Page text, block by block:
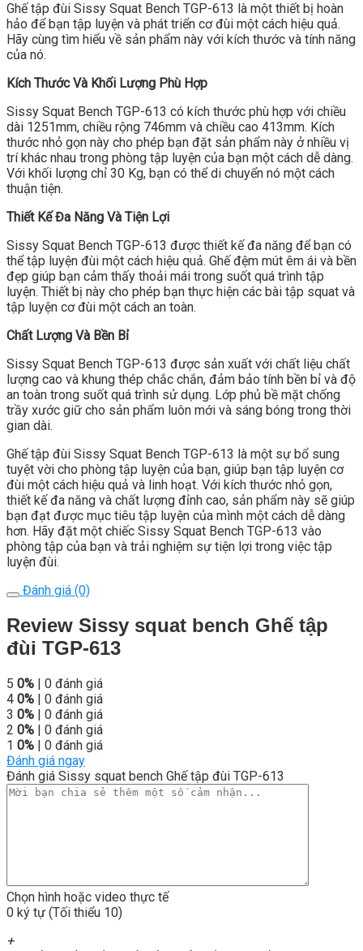
Ghế tập đùi Sissy Squat Bench TGP-613 là một thiết bị hoàn
hảo để bạn tập luyện và phát triển cơ đùi một cách hiệu quả.
Hãy cùng tìm hiểu về sản phẩm này với kích thước và tính năng
của nó.
Kích Thước Và Khối Lượng Phù Hợp
Sissy Squat Bench TGP-613 có kích thước phù hợp với chiều
dài 1251mm, chiều rộng 746mm và chiều cao 413mm. Kích
thước nhỏ gọn này cho phép bạn đặt sản phẩm này ở nhiều vị
trí khác nhau trong phòng tập luyện của bạn một cách dễ dàng.
Với khối lượng chỉ 30 Kg, bạn có thể di chuyển nó một cách
thuận tiện.
Thiết Kế Đa Năng Và Tiện Lợi
Sissy Squat Bench TGP-613 được thiết kế đa năng để bạn có
thể tập luyện đùi một cách hiệu quả. Ghế đệm mút êm ái và bền
đẹp giúp bạn cảm thấy thoải mái trong suốt quá trình tập
luyện. Thiết bị này cho phép bạn thực hiện các bài tập squat và
tập luyện cơ đùi một cách an toàn.
Chất Lượng Và Bền Bỉ
Sissy Squat Bench TGP-613 được sản xuất với chất liệu chất
lượng cao và khung thép chắc chắn, đảm bảo tính bền bỉ và độ
an toàn trong suốt quá trình sử dụng. Lớp phủ bề mặt chống
trầy xước giữ cho sản phẩm luôn mới và sáng bóng trong thời
gian dài.
Ghế tập đùi Sissy Squat Bench TGP-613 là một sự bổ sung
tuyệt vời cho phòng tập luyện của bạn, giúp bạn tập luyện cơ
đùi một cách hiệu quả và linh hoạt. Với kích thước nhỏ gọn,
thiết kế đa năng và chất lượng đỉnh cao, sản phẩm này sẽ giúp
bạn đạt được mục tiêu tập luyện của mình một cách dễ dàng
hơn. Hãy đặt một chiếc Sissy Squat Bench TGP-613 vào
phòng tập của bạn và trải nghiệm sự tiện lợi trong việc tập
luyện đùi.
Đánh giá (0)
Review Sissy squat bench Ghế tập
đùi TGP-613
5 0% | 0 đánh giá
4 0% | 0 đánh giá
3 0% | 0 đánh giá
2 0% | 0 đánh giá
1 0% | 0 đánh giá
Đánh giá ngay
Đánh giá Sissy squat bench Ghế tập đùi TGP-613
Chọn hình hoặc video thực tế
0 ký tự (Tối thiểu 10)
+